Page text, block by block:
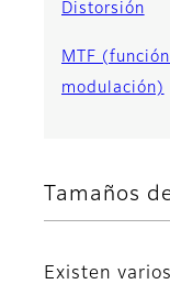
Distorsión
MTF
modulación)
Tamaños
Existen